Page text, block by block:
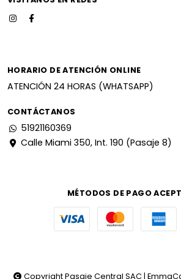
HORARIO DE ATENCIÓN ONLINE
ATENCIÓN 24 HORAS (WHATSAPP)
CONTÁCTANOS
51921160369
Calle Miami 350, Int. 190 (Pasaje 8)
MÉTODOS DE PAGO
Copyright Pasaje Central SAC |